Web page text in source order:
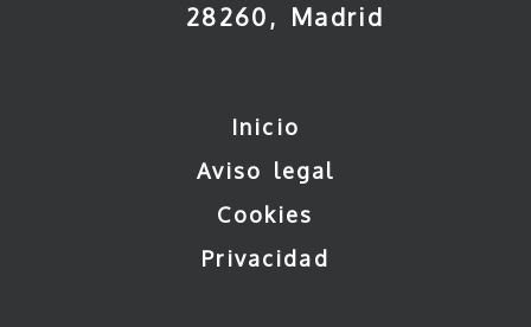
28260, Madrid
Inicio
Aviso legal
Cookies
Privacidad